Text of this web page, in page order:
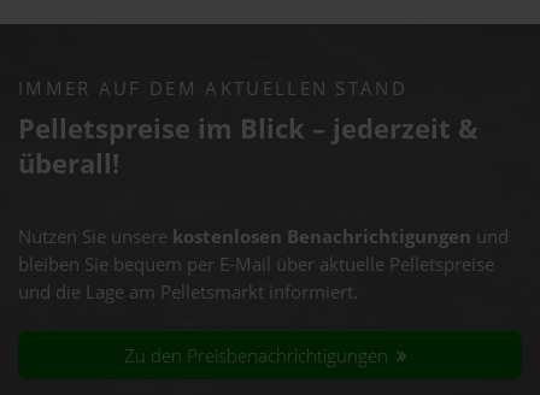
IMMER AUF DEM AKTUELLEN STAND
Pelletspreise im Blick – jederzeit &
überall!
Nutzen Sie unsere kostenlosen Benachrichtigungen und
bleiben Sie bequem per E-Mail über aktuelle Pelletspreise
und die Lage am Pelletsmarkt informiert.
Zu den Preisbenachrichtigungen